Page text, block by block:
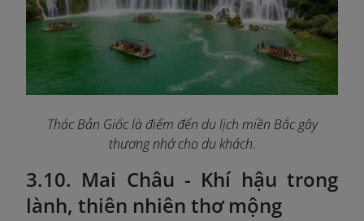
Thác Bản Giốc là điểm đến du lịch miền Bắc gây
thương nhớ cho du khách.
3.10. Mai Châu - Khí hậu trong
lành, thiên nhiên thơ mộng